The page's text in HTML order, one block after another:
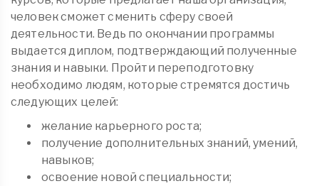
человек сможет сменить сферу своей
деятельности. Ведь по окончании программы
выдается диплом, подтверждающий полученные
знания и навыки. Пройти переподготовку
необходимо людям, которые стремятся достичь
следующих целей:
желание карьерного роста;
получение дополнительных знаний, умений,
навыков;
освоение новой специальности;